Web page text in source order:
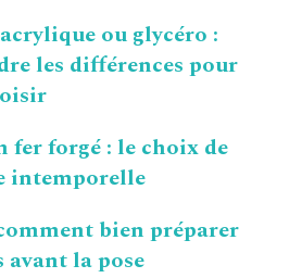
ou glycéro :
les différences pour
fer forgé : le choix de
intemporelle
bien préparer
la pose